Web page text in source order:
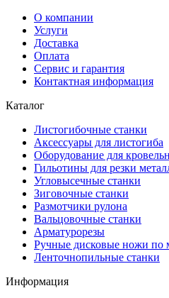
О компании
Услуги
Доставка
Оплата
Сервис и гарантия
Контактная информация
Каталог
Листогибочные станки
Аксессуары для листогиба
Оборудование для
Гильотины для резки
Угловысечные станки
Зиговочные станки
Размотчики рулона
Вальцовочные станки
Арматурорезы
Ручные дисковые ножи по
Ленточнопильные станки
Информация